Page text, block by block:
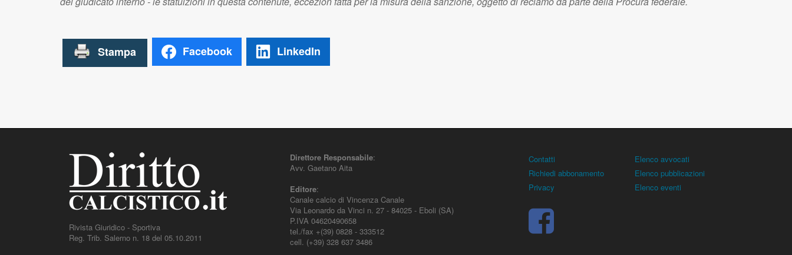
Facebook LinkedIn
Rivista Giuridico - Sportiva
Reg. Trib. Salerno n. 18 del 05.10.2011
Direttore Responsabile:
Avv. Gaetano Aita
Editore:
Canale calcio di Vincenza Canale
Via Leonardo da Vinci n. 27 - 84025 - Eboli (SA)
P.IVA 04620490658
tel./fax +(39) 0828 - 333512
cell. (+39) 328 637 3486
Contatti
Richiedi abbonamento
Privacy
Elenco avvocati
Elenco pubblicazioni
Elenco eventi